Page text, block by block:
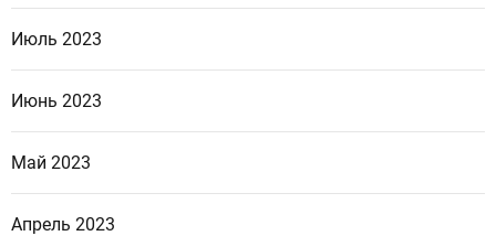
Июль 2023
Июнь 2023
Май 2023
Апрель 2023